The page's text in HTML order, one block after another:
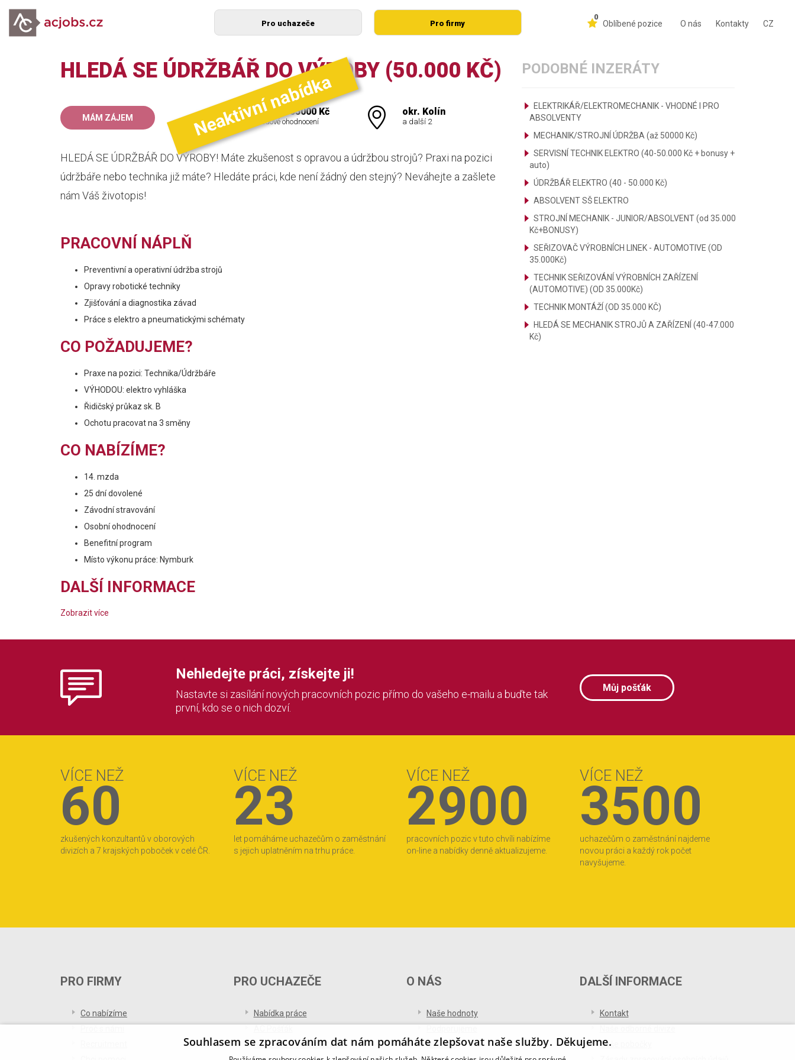
Pro uchazeče Pro firmy
0
Oblíbené pozice O nás Kontakty CZ
HLEDÁ SE ÚDRŽBÁŘ DO VÝROBY (50.000 KČ)
Neaktivní nabídka
MÁM ZÁJEM
45000 - 55000 Kč
mzdové ohodnocení
okr. Kolín
a další 2
HLEDÁ SE ÚDRŽBÁŘ DO VÝROBY! Máte zkušenost s opravou a údržbou strojů? Praxi na pozici
údržbáře nebo technika již máte? Hledáte práci, kde není žádný den stejný? Neváhejte a zašlete
nám Váš životopis!
PRACOVNÍ NÁPLŇ
Preventivní a operativní údržba strojů
Opravy robotické techniky
Zjišťování a diagnostika závad
Práce s elektro a pneumatickými schématy
CO POŽADUJEME?
Praxe na pozici: Technika/Údržbáře
VÝHODOU: elektro vyhláška
Řidičský průkaz sk. B
Ochotu pracovat na 3 směny
CO NABÍZÍME?
14. mzda
25 dní dovolené
Závodní stravování
Osobní ohodnocení
Benefitní program
Místo výkonu práce: Nymburk
DALŠÍ INFORMACE
Zobrazit více
PODOBNÉ INZERÁTY
ELEKTRIKÁŘ/ELEKTROMECHANIK - VHODNÉ I PRO
ABSOLVENTY
MECHANIK/STROJNÍ ÚDRŽBA (až 50000 Kč)
SERVISNÍ TECHNIK ELEKTRO (40-50.000 Kč + bonusy +
auto)
ÚDRŽBÁŘ ELEKTRO (40 - 50.000 Kč)
ABSOLVENT SŠ ELEKTRO
STROJNÍ MECHANIK - JUNIOR/ABSOLVENT (od 35.000
Kč+BONUSY)
SEŘIZOVAČ VÝROBNÍCH LINEK - AUTOMOTIVE (OD
35.000Kč)
TECHNIK SEŘIZOVÁNÍ VÝROBNÍCH ZAŘÍZENÍ
(AUTOMOTIVE) (OD 35.000Kč)
TECHNIK MONTÁŽÍ (OD 35.000 KČ)
HLEDÁ SE MECHANIK STROJŮ A ZAŘÍZENÍ (40-47.000
Kč)
Nehledejte práci, získejte ji!
Nastavte si zasílání nových pracovních pozic přímo do vašeho e-mailu a buďte tak
první, kdo se o nich dozví.
Můj pošťák
VÍCE NEŽ
60
zkušených konzultantů v oborových
divizích a 7 krajských poboček v celé ČR.
VÍCE NEŽ
23
let pomáháme uchazečům o zaměstnání
s jejich uplatněním na trhu práce.
VÍCE NEŽ
2900
pracovních pozic v tuto chvíli nabízíme
on-line a nabídky denně aktualizujeme.
VÍCE NEŽ
3500
uchazečům o zaměstnání najdeme
novou práci a každý rok počet
navyšujeme.
PRO FIRMY
Co nabízíme
PRO UCHAZEČE
Nabídka práce
Reference od uchazečů
O NÁS
Naše hodnoty
Ocenění
DALŠÍ INFORMACE
Kontakt
Naše pobočky
Souhlasem se zpracováním dat nám pomáháte zlepšovat naše služby. Děkujeme.